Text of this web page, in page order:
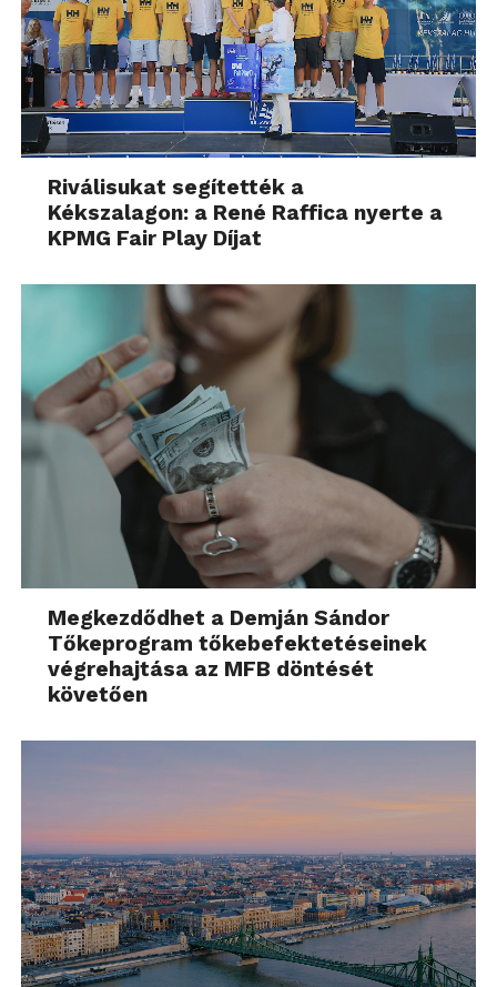
Riválisukat segítették a
Kékszalagon: a René Raffica nyerte a
KPMG Fair Play Díjat
Megkezdődhet a Demján Sándor
Tőkeprogram tőkebefektetéseinek
végrehajtása az MFB döntését
követően